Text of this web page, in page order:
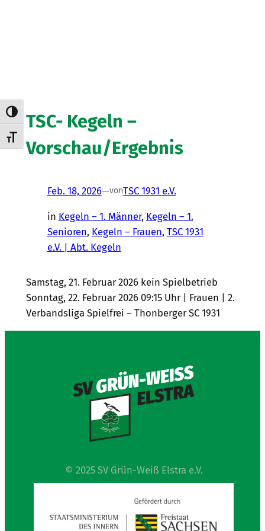
Umschalten auf hohe Kontraste
Schrift vergrößern
TSC- Kegeln –
Vorschau/Ergebnis
Feb. 18, 2026—vonTSC 1931 e.V.
in Kegeln – 1. Männer, Kegeln – 1.
Senioren, Kegeln – Frauen, TSC 1931
e.V. | Abt. Kegeln
Samstag, 21. Februar 2026 kein Spielbetrieb
Sonntag, 22. Februar 2026 09:15 Uhr | Frauen | 2.
Verbandsliga Spielfrei – Thonberger SC 1931
© 2025 SV Grün-Weiß Elstra e.V.